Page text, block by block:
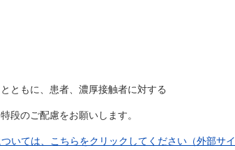
もに、患者、濃厚接触者に対する
段のご配慮をお願いします。
いては、こちらをクリックしてください（外部サイ